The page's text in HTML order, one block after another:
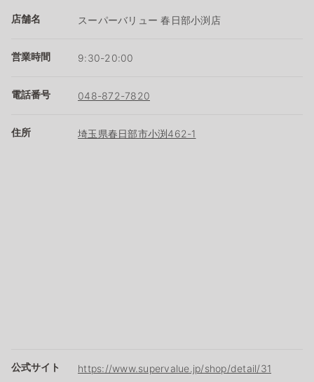
店舗名 スーパーバリュー 春日部小渕店
営業時間 9:30-20:00
電話番号 048-872-7820
住所 埼玉県春日部市小渕462-1
公式サイト https://www.supervalue.jp/shop/detail/31